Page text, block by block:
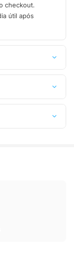
checkout.
útil após
de crédito,
troca.
mail.